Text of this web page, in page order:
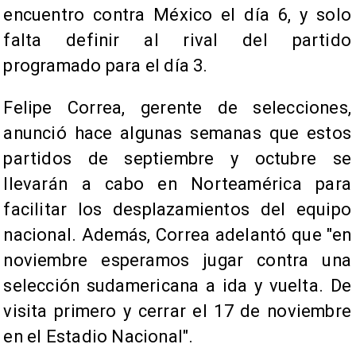
encuentro contra México el día 6, y solo
falta definir al rival del partido
programado para el día 3.
Felipe Correa, gerente de selecciones,
anunció hace algunas semanas que estos
partidos de septiembre y octubre se
llevarán a cabo en Norteamérica para
facilitar los desplazamientos del equipo
nacional. Además, Correa adelantó que "en
noviembre esperamos jugar contra una
selección sudamericana a ida y vuelta. De
visita primero y cerrar el 17 de noviembre
en el Estadio Nacional".